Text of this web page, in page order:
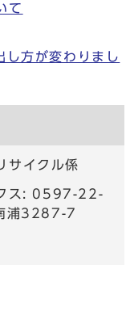
て
方が変わりまし
サイクル係
ス: 0597-22-
3287-7